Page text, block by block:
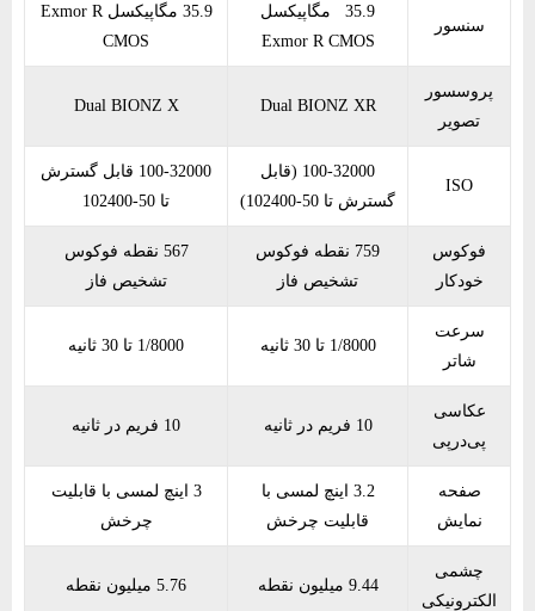
سنسور
35.9 مگاپیکسل
Exmor R CMOS
35.9 مگاپیکسل Exmor R
CMOS
پروسسور
تصویر
Dual BIONZ XR
Dual BIONZ X
ISO
100-32000 (قابل
گسترش تا 50-102400)
100-32000 قابل گسترش
تا 50-102400
فوکوس
خودکار
759 نقطه فوکوس
تشخیص فاز
567 نقطه فوکوس
تشخیص فاز
سرعت
شاتر
1/8000 تا 30 ثانیه 1/8000 تا 30 ثانیه
عکاسی
پی‌درپی
10 فریم در ثانیه 10 فریم در ثانیه
صفحه
نمایش
3.2 اینچ لمسی با
قابلیت چرخش
3 اینچ لمسی با قابلیت
چرخش
چشمی
الکترونیکی
9.44 میلیون نقطه 5.76 میلیون نقطه